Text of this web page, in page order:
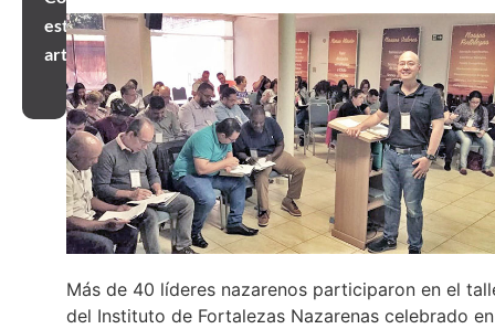
este
artículo
Más de 40 líderes nazarenos participaron en el
del Instituto de Fortalezas Nazarenas celebrado